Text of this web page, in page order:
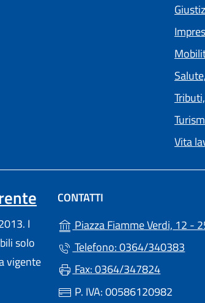
Vita
I
solo
vigente
CONTATTI
Piazza Fiamme Verdi, 12 - 25040 -
Telefono: 0364/340383
Fax: 0364/347824
P. IVA: 00586120982